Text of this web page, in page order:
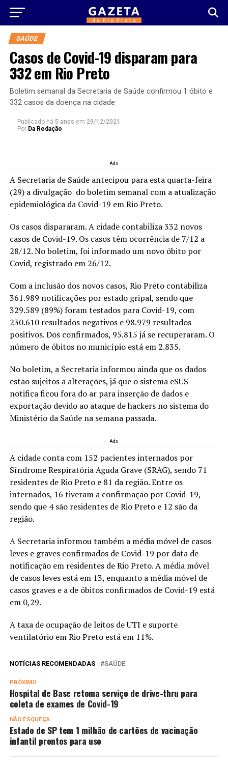
SAÚDE
Casos de Covid-19 disparam para
332 em Rio Preto
Boletim semanal da Secretaria de Saúde confirmou 1 óbito e
332 casos da doença na cidade
Publicado há 5 anos em 29/12/2021
Por Da Redação
Ads
A Secretaria de Saúde antecipou para esta quarta-feira
(29) a divulgação do boletim semanal com a atualização
epidemiológica da Covid-19 em Rio Preto.
Os casos dispararam. A cidade contabiliza 332 novos
casos de Covid-19. Os casos têm ocorrência de 7/12 a
28/12. No boletim, foi informado um novo óbito por
Covid, registrado em 26/12.
Com a inclusão dos novos casos, Rio Preto contabiliza
361.989 notificações por estado gripal, sendo que
329.589 (89%) foram testados para Covid-19, com
230.610 resultados negativos e 98.979 resultados
positivos. Dos confirmados, 95.815 já se recuperaram. O
número de óbitos no município está em 2.835.
No boletim, a Secretaria informou ainda que os dados
estão sujeitos a alterações, já que o sistema eSUS
notifica ficou fora do ar para inserção de dados e
exportação devido ao ataque de hackers no sistema do
Ministério da Saúde na semana passada.
Ads
A cidade conta com 152 pacientes internados por
Síndrome Respiratória Aguda Grave (SRAG), sendo 71
residentes de Rio Preto e 81 da região. Entre os
internados, 16 tiveram a confirmação por Covid-19,
sendo que 4 são residentes de Rio Preto e 12 são da
região.
A Secretaria informou também a média móvel de casos
leves e graves confirmados de Covid-19 por data de
notificação em residentes de Rio Preto. A média móvel
de casos leves está em 13, enquanto a média móvel de
casos graves e a de óbitos confirmados de Covid-19 está
em 0,29.
A taxa de ocupação de leitos de UTI e suporte
ventilatório em Rio Preto está em 11%.
NOTÍCIAS RECOMENDADAS SAÚDE
PRÓXIMO
Hospital de Base retoma serviço de drive-thru para
coleta de exames de Covid-19
NÃO ESQUEÇA
Estado de SP tem 1 milhão de cartões de vacinação
infantil prontos para uso